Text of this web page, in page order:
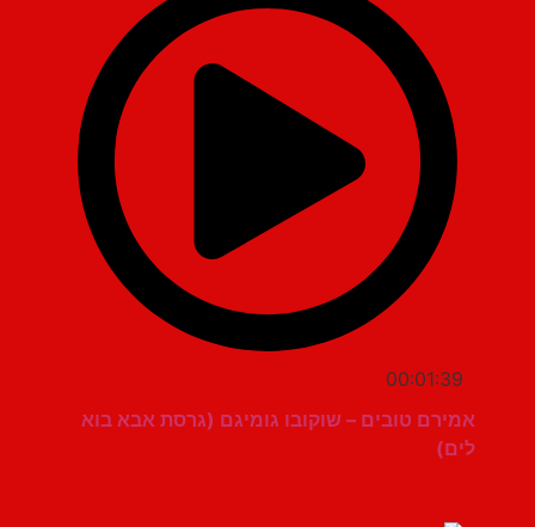
00:01:39
אמירם טובים – שוקובו גומיגם (גרסת אבא בוא